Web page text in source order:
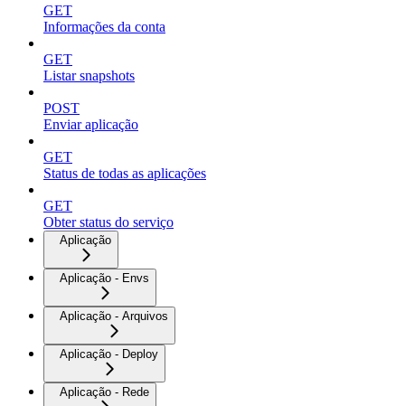
GET
Informações da conta
GET
Listar snapshots
POST
Enviar aplicação
GET
Status de todas as aplicações
GET
Obter status do serviço
Aplicação
Aplicação - Envs
Aplicação - Arquivos
Aplicação - Deploy
Aplicação - Rede